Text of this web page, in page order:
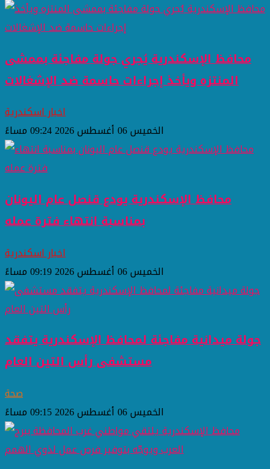
محافظ الإسكندرية يُجري جولة مفاجئة بممشى
المنتزه ويأخذ إجراءات حاسمة ضد الإشغالات
اخبار اسكندرية
الخميس 06 أغسطس 2026 09:24 مساءً
محافظ الإسكندرية يودع قنصل عام اليونان
بمناسبة انتهاء فترة عمله
اخبار اسكندرية
الخميس 06 أغسطس 2026 09:19 مساءً
جولة ميدانية مفاجئة لمحافظ الإسكندرية يتفقد
مستشفى رأس التين العام
صحة
الخميس 06 أغسطس 2026 09:15 مساءً